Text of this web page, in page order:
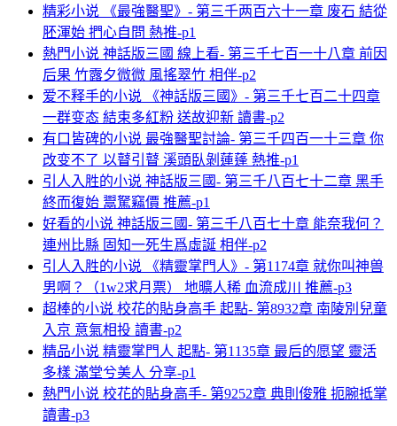
精彩小说 《最強醫聖》- 第三千两百六十一章 废石 結從
胚渾始 捫心自問 熱推-p1
熱門小说 神話版三國 線上看- 第三千七百一十八章 前因
后果 竹露夕微微 風搖翠竹 相伴-p2
爱不释手的小说 《神話版三國》- 第三千七百二十四章
一群变态 結束多紅粉 送故迎新 讀書-p2
有口皆碑的小说 最強醫聖討論- 第三千四百一十三章 你
改变不了 以瞽引瞽 溪頭臥剝蓮蓬 熱推-p1
引人入胜的小说 神話版三國- 第三千八百七十二章 黑手
終而復始 鬻駑竊價 推薦-p1
好看的小说 神話版三國- 第三千八百七十章 能奈我何？
連州比縣 固知一死生爲虛誕 相伴-p2
引人入胜的小说 《精靈掌門人》- 第1174章 就你叫神兽
男啊？（1w2求月票） 地曠人稀 血流成川 推薦-p3
超棒的小说 校花的貼身高手 起點- 第8932章 南陵別兒童
入京 意氣相投 讀書-p2
精品小说 精靈掌門人 起點- 第1135章 最后的愿望 靈活
多樣 滿堂兮美人 分享-p1
熱門小说 校花的貼身高手- 第9252章 典則俊雅 扼腕抵掌
讀書-p3